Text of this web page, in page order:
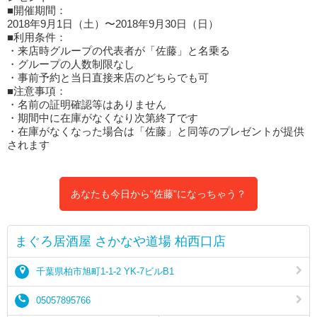
■開催期間：
2018年9月1日（土）〜2018年9月30日（日）
■利用条件：
・来店時グループの代表者が「佐藤」と名乗る
・グループの人数制限なし
・事前予約と当日直接来店のどちらでも可
■注意事項：
・名前の証明確認等はありません
・期間中に在庫がなくなり次第終了です
・在庫がなくなった場合は「佐藤」と同等のプレゼントが提供
されます
あなたも今日から“佐藤”になっちゃう？
まぐろ居酒屋 さかなや道場 柏西口店
千葉県柏市旭町1-1-2 YK-7ビルB1
05057895766